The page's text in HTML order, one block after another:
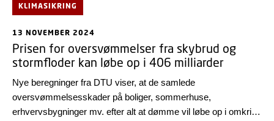
KLIMASIKRING
13 NOVEMBER 2024
Prisen for oversvømmelser fra skybrud og
stormfloder kan løbe op i 406 milliarder
Nye beregninger fra DTU viser, at de samlede
oversvømmelsesskader på boliger, sommerhuse,
erhvervsbygninger mv. efter alt at dømme vil løbe op i omkring